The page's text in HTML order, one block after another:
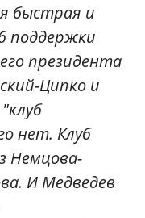
быстрая и
поддержки
президента
Ципко и
нет. Клуб
Немцова-
И Медведев